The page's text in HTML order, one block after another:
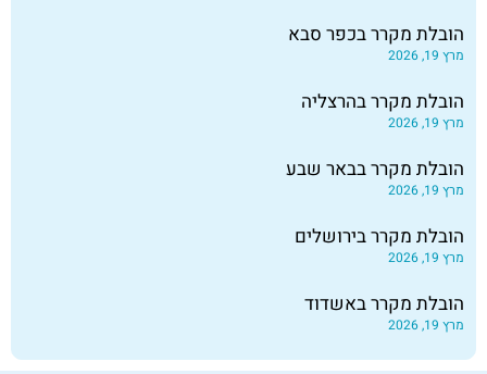
הובלת מקרר בכפר סבא
מרץ 19, 2026
הובלת מקרר בהרצליה
מרץ 19, 2026
הובלת מקרר בבאר שבע
מרץ 19, 2026
הובלת מקרר בירושלים
מרץ 19, 2026
הובלת מקרר באשדוד
מרץ 19, 2026